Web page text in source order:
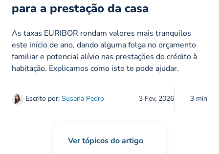
para a prestação da casa
Escrito por: Susana Pedro 3 Fev, 2026 3 min
As taxas EURIBOR rondam valores mais tranquilos
este início de ano, dando alguma folga no orçamento
familiar e potencial alívio nas prestações do crédito à
habitação. Explicamos como isto te pode ajudar.
Ver tópicos do artigo